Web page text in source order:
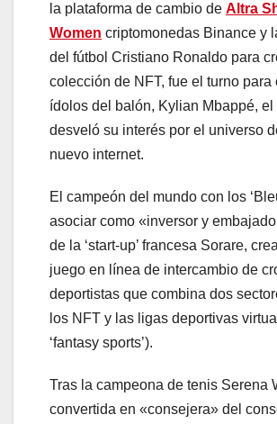
la plataforma de cambio de Altra
Women criptomonedas Binance y
del fútbol Cristiano Ronaldo para
colección de NFT, fue el turno para
ídolos del balón, Kylian Mbappé, el
desveló su interés por el universo
nuevo internet.
El campeón del mundo con los
asociar como «inversor y
de la ‘start-up’ francesa Sorare,
juego en línea de intercambio de
deportistas que combina dos
los NFT y las ligas deportivas
‘fantasy sports’).
Tras la campeona de tenis Serena
convertida en «consejera» del